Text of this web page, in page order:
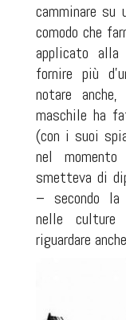
camminare
comodo che
applicato alla
fornire più
notare
maschile ha
(con i suoi
nel
smetteva di
– secondo la
nelle
riguardare